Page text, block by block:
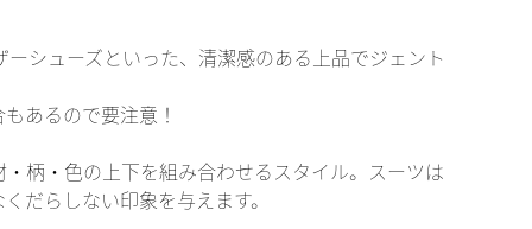
シューズといった、清潔感のある上品でジェント
あるので要注意！
柄・色の上下を組み合わせるスタイル。スーツは
だらしない印象を与えます。